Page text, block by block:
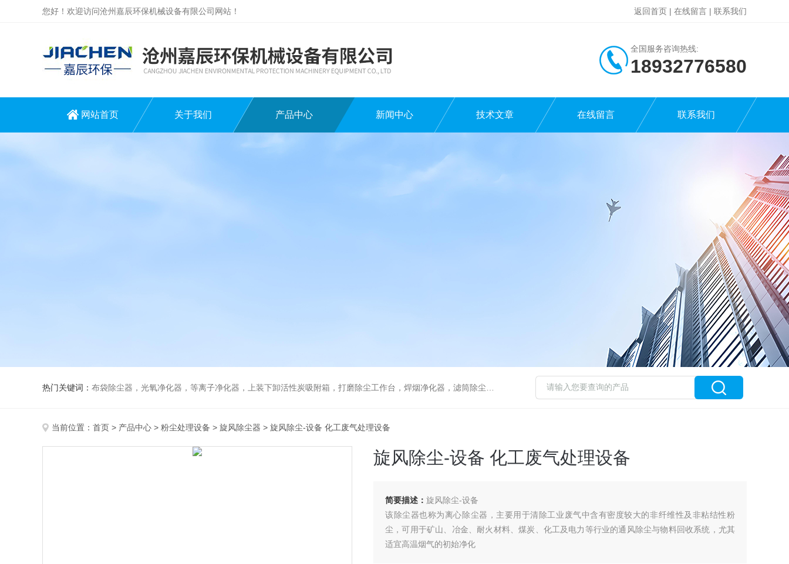
您好！欢迎访问沧州嘉辰环保机械设备有限公司网站！ 返回首页 | 在线留言 | 联系我们
全国服务咨询热线:
18932776580
网站首页 关于我们 产品中心 新闻中心 技术文章 在线留言 联系我们
热门关键词： 布袋除尘器，光氧净化器，等离子净化器，上装下卸活性炭吸附箱，打磨除尘工作台，焊烟净化器，滤筒除尘器，旋风除尘器，除尘设备配件，喷淋塔
当前位置： 首页 > 产品中心 > 粉尘处理设备 > 旋风除尘器 > 旋风除尘-设备 化工废气处理设备
旋风除尘-设备 化工废气处理设备
简要描述： 旋风除尘-设备
该除尘器也称为离心除尘器，主要用于清除工业废气中含有密度较大的非纤维性及非粘结性粉
尘，可用于矿山、冶金、耐火材料、煤炭、化工及电力等行业的通风除尘与物料回收系统，尤其
适宜高温烟气的初始净化